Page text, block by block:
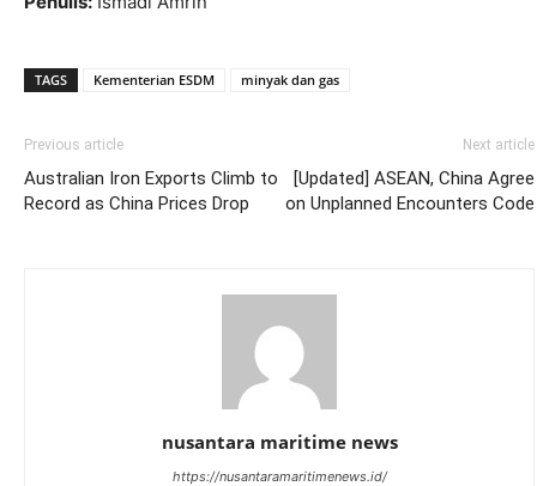
TAGS Kementerian ESDM minyak dan gas
Previous article
Australian Iron Exports Climb to
Record as China Prices Drop
Next article
[Updated] ASEAN, China Agree
on Unplanned Encounters Code
nusantara maritime news
https://nusantaramaritimenews.id/